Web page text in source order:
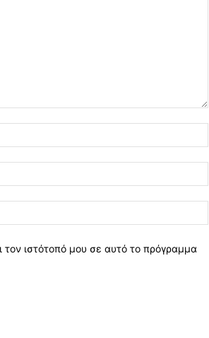
ιστότοπό μου σε αυτό το πρόγραμμα